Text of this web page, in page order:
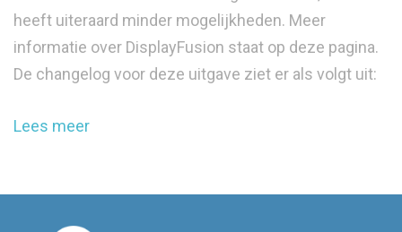
heeft uiteraard minder mogelijkheden. Meer
informatie over DisplayFusion staat op deze pagina.
De changelog voor deze uitgave ziet er als volgt uit:
Lees meer